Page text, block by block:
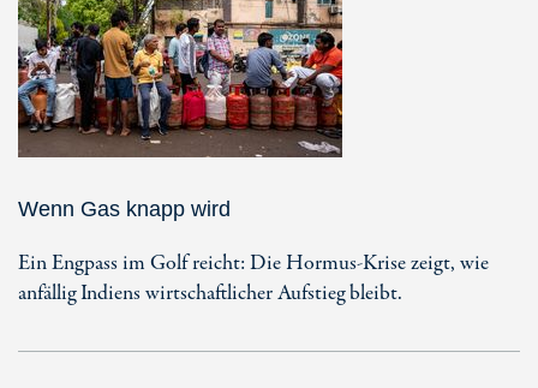
Wenn Gas knapp wird
Ein Engpass im Golf reicht: Die Hormus-Krise zeigt, wie
anfällig Indiens wirtschaftlicher Aufstieg bleibt.